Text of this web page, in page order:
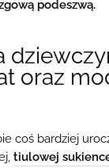
podeszwą.
oraz
coś bardziej
tiulowej